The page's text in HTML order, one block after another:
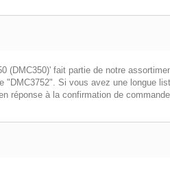
(DMC350)' fait partie de notre
"DMC3752". Si vous avez une longue
réponse à la confirmation de